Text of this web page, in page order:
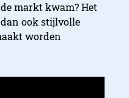
markt kwam? Het
ook stijlvolle
worden